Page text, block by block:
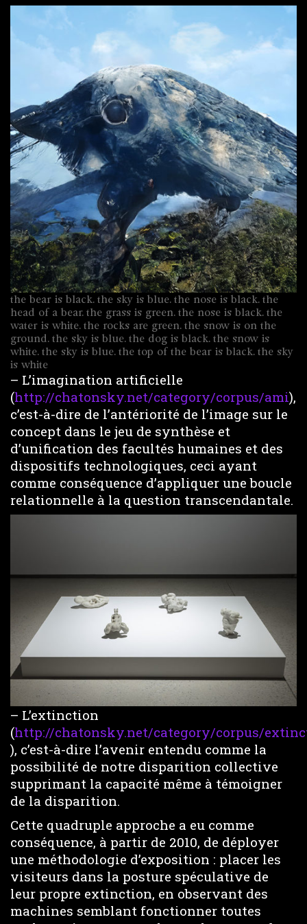
the bear is black. the sky is blue. the nose is black. the
head of a bear. the grass is green. the nose is black. the
water is white. the rocks are green. the snow is on the
ground. the sky is blue. the dog is black. the snow is
white. the sky is blue. the top of the bear is black. the sky
is white
– L’imagination artificielle
(http://chatonsky.net/category/corpus/ami),
c’est-à-dire de l’antériorité de l’image sur le
concept dans le jeu de synthèse et
d’unification des facultés humaines et des
dispositifs technologiques, ceci ayant
comme conséquence d’appliquer une boucle
relationnelle à la question transcendantale.
– L’extinction
(http://chatonsky.net/category/corpus/
), c’est-à-dire l’avenir entendu comme la
possibilité de notre disparition collective
supprimant la capacité même à témoigner
de la disparition.
Cette quadruple approche a eu comme
conséquence, à partir de 2010, de déployer
une méthodologie d’exposition : placer les
visiteurs dans la posture spéculative de
leur propre extinction, en observant des
machines semblant fonctionner toutes